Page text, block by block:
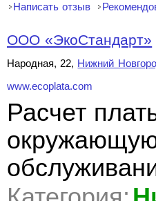
Написать отзыв
ООО «ЭкоСтандарт»
Народная, 22, Нижний
www.ecoplata.com
Расчет
окружающую